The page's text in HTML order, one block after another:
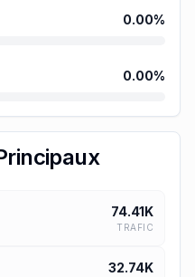
0.00%
0.00%
74.41K
TRAFIC
32.74K